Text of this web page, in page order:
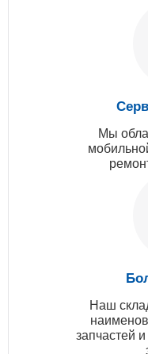
Мы
Наш
запчастей